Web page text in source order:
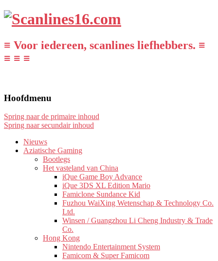
≡ Voor iedereen, scanlines liefhebbers. ≡
≡ ≡ ≡
Hoofdmenu
Spring naar de primaire inhoud
Spring naar secundair inhoud
Nieuws
Aziatische Gaming
Bootlegs
Het vasteland van China
iQue Game Boy Advance
iQue 3DS XL Edition Mario
Famiclone Sundance Kid
Fuzhou WaiXing Wetenschap & Technology Co.
Ltd.
Winsen / Guangzhou Li Cheng Industry & Trade
Co.
Hong Kong
Nintendo Entertainment System
Famicom & Super Famicom